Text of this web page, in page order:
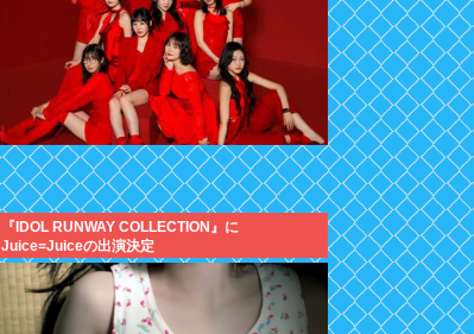
『IDOL RUNWAY COLLECTION』に
Juice=Juiceの出演決定